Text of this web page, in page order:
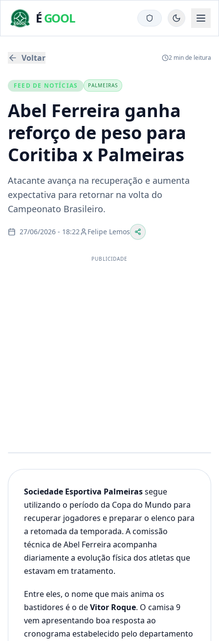
ÉGOOL
Voltar 2 min de leitura
FEED DE NOTÍCIAS PALMEIRAS
Abel Ferreira ganha
reforço de peso para
Coritiba x Palmeiras
Atacante avança na recuperação e aumenta
expectativa para retornar na volta do
Campeonato Brasileiro.
27/06/2026 - 18:22 Felipe Lemos
PUBLICIDADE
Sociedade Esportiva Palmeirassegue
utilizando o período da Copa do Mundo para
recuperar jogadores e preparar o elenco para
a retomada da temporada. A comissão
técnica de Abel Ferreira acompanha
diariamente a evolução física dos atletas que
estavam em tratamento.
Entre eles, o nome que mais anima os
bastidores é o deVitor Roque. O camisa 9
vem apresentando boa resposta ao
cronograma estabelecido pelo departamento